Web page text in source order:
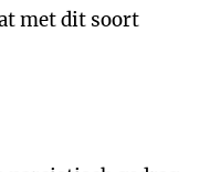
met dit soort